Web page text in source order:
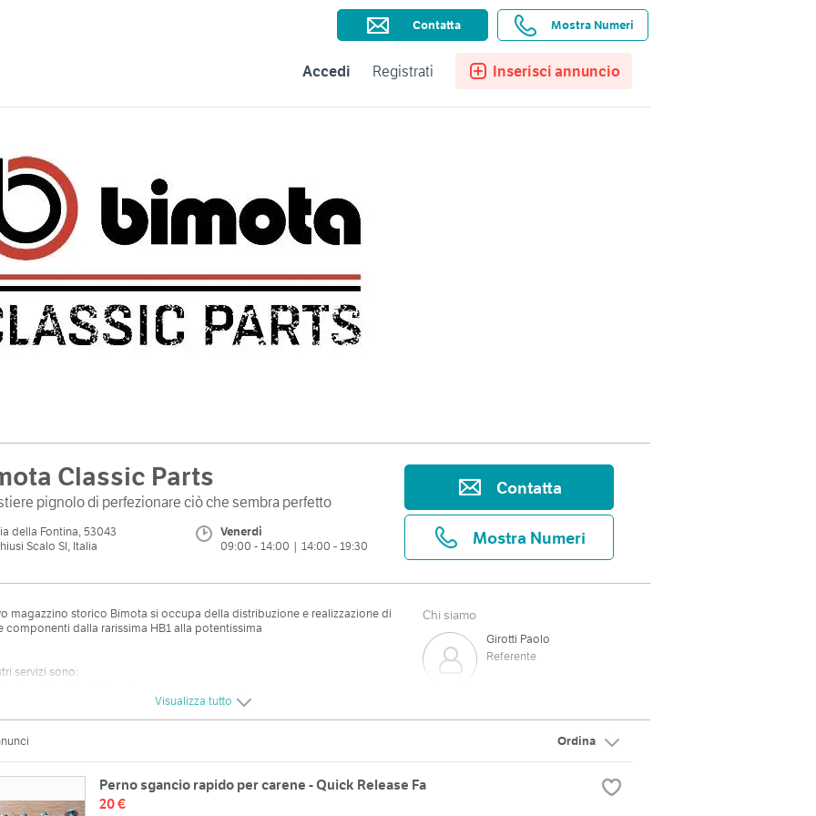
Subito per le Aziende Assistenza Ricerche salvate Preferiti
Accedi Registrati Inserisci annuncio
Contatta Mostra Numeri
Classic Parts
pignolo di perfezionare ciò che sembra perfetto
della Fontina, 53043
Scalo SI, Italia
Venerdì
09:00 - 14:00 | 14:00 - 19:30
Contatta
Mostra Numeri
magazzino storico Bimota si occupa della distribuzione e realizzazione di
componenti dalla rarissima HB1 alla potentissima
servizi sono:
di pezzi su ordinazione
e rilascio documentazione specifiche della moto Bimota
vendita di moto e ricambi Bimota
per restauri e vendita dei manuali ricambi, uso-manutenzioni, manuali
per compravendite e per valutazioni di moto Bimota
Chi siamo
Girotti Paolo
Referente
Visualizza tutto
Ordina
Perno sgancio rapido per carene - Quick Release Fa
20 €